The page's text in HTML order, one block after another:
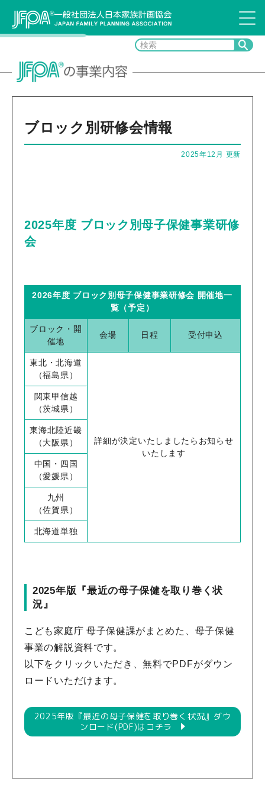
ブロック別研修会情報
2025年12月 更新
2025年度 ブロック別母子保健事業研修
会
2026年度 ブロック別母子保健事業研修会 開催地一
覧（予定）
ブロック・開
催地
会場 日程 受付申込
東北・北海道
（福島県）
詳細が決定いたしましたらお知らせ
いたします
関東甲信越
（茨城県）
東海北陸近畿
（大阪県）
中国・四国
（愛媛県）
九州
（佐賀県）
北海道単独
2025年版『最近の母子保健を取り巻く状
況』
こども家庭庁 母子保健課がまとめた、母子保健
事業の解説資料です。
以下をクリックいただき、無料でPDFがダウン
ロードいただけます。
2025年版『最近の母子保健を取り巻く状況』ダウ
ンロード(PDF)はコチラ